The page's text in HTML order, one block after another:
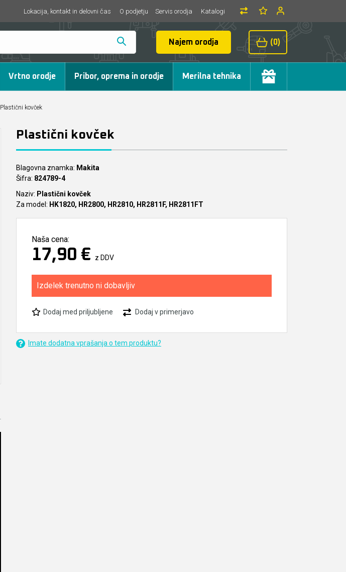
Lokacija, kontakt in delovni čas O podjetju Servis orodja Katalogi
Najem orodja (0)
Vrtno orodje Pribor, oprema in orodje Merilna tehnika
Plastični kovček
Plastični kovček
Blagovna znamka: Makita
Šifra: 824789-4
Naziv: Plastični kovček
Za model: HK1820, HR2800, HR2810, HR2811F, HR2811FT
Naša cena:
17,90 € z DDV
Izdelek trenutno ni dobavljiv
Dodaj med priljubljene Dodaj v primerjavo
Imate dodatna vprašanja o tem produktu?